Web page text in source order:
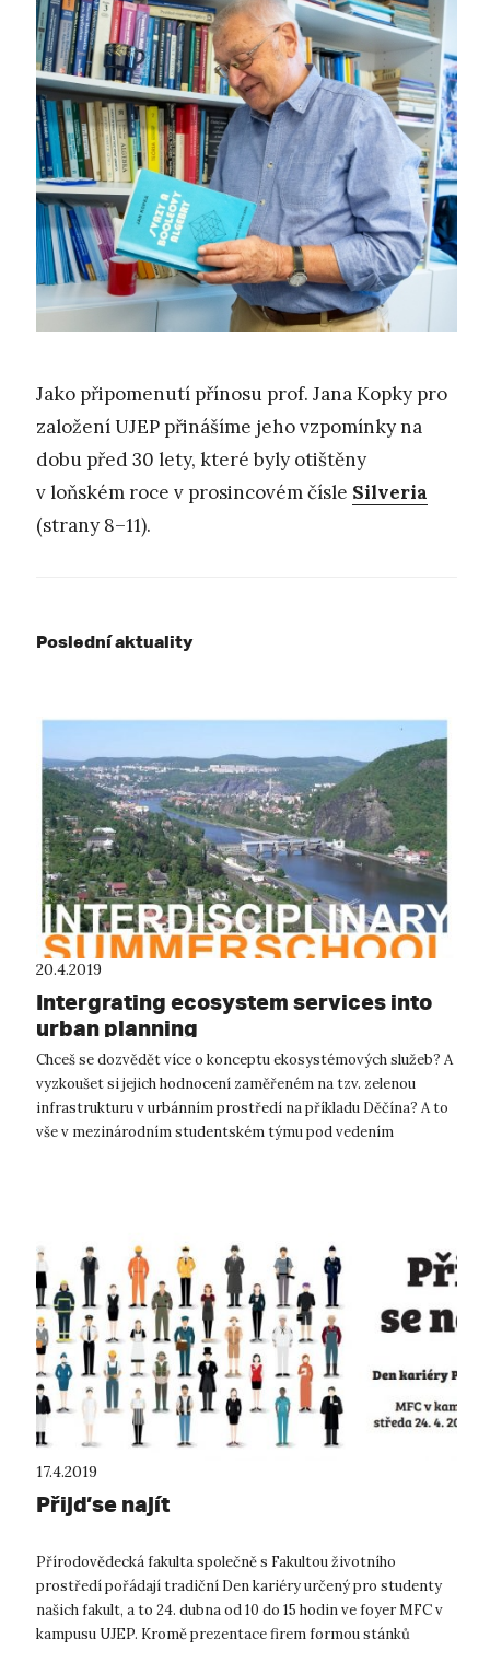
Jako připomenutí přínosu prof. Jana Kopky pro
založení UJEP přinášíme jeho vzpomínky na
dobu před 30 lety, které byly otištěny
v loňském roce v prosincovém čísle Silveria
(strany 8–11).
Poslední aktuality
20.4.2019
Intergrating ecosystem services into
urban planning
Chceš se dozvědět více o konceptu ekosystémových služeb? A
vyzkoušet si jejich hodnocení zaměřeném na tzv. zelenou
infrastrukturu v urbánním prostředí na příkladu Děčína? A to
vše v mezinárodním studentském týmu pod vedením
17.4.2019
Přijď se najít
Přírodovědecká fakulta společně s Fakultou životního
prostředí pořádají tradiční Den kariéry určený pro studenty
našich fakult, a to 24. dubna od 10 do 15 hodin ve foyer MFC v
kampusu UJEP. Kromě prezentace firem formou stánků